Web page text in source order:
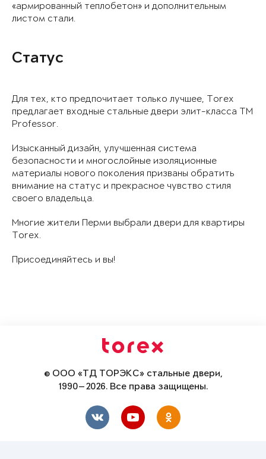
«армированный теплобетон» и дополнительным
листом стали.
Статус
Для тех, кто предпочитает только лучшее, Torex
предлагает входные стальные двери элит-класса TM
Professor.
Изысканный дизайн, улучшенная система
безопасности и многослойные изоляционные
материалы нового поколения призваны обратить
внимание на статус и прекрасное чувство стиля
своего владельца.
Многие жители Перми выбрали двери для квартиры
Torex.
Присоединяйтесь и вы!
© ООО «ТД ТОРЭКС» стальные двери,
1990—2026. Все права защищены.